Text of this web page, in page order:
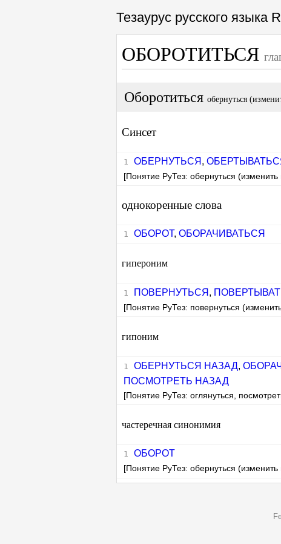
Тезаурус русского языка
ОБОРОТИТЬСЯ
Оборотиться обернуться
Синсет
ОБЕРНУТЬСЯ ,
[Понятие РуТез: обернуться
однокоренные слова
ОБОРОТ, ОБОРАЧИВАТЬСЯ
гипероним
ПОВЕРНУТЬСЯ ,
[Понятие РуТез: повернуться
гипоним
ОБЕРНУТЬСЯ НАЗАД,
ПОСМОТРЕТЬ НАЗАД
[Понятие РуТез: оглянуться,
частеречная синонимия
ОБОРОТ
[Понятие РуТез: обернуться